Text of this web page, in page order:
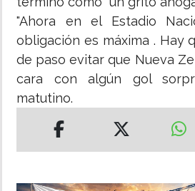
"Ahora en el Estadio
obligación es máxima . Hay
de paso evitar que Nueva
cara con algún gol
matutino.